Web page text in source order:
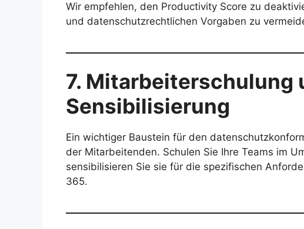
Wir empfehlen, den Productivity Score zu
und datenschutzrechtlichen Vorgaben zu
7. Mitarbeiterschulung
Sensibilisierung
Ein wichtiger Baustein für den
der Mitarbeitenden. Schulen Sie Ihre Teams im
sensibilisieren Sie sie für die spezifischen
365.